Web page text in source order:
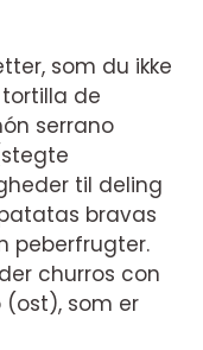
som du ikke
de
serrano
til deling
bravas
peberfrugter.
churros con
som er